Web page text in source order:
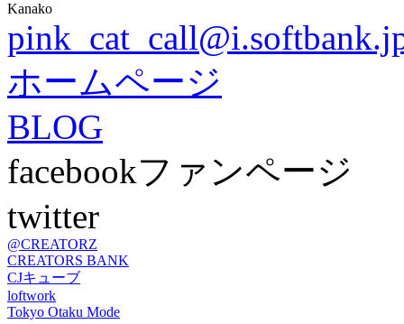
Kanako
ホームページ
BLOG
facebookファンページ
twitter
@CREATORZ
CREATORS BANK
CJキューブ
loftwork
Tokyo Otaku Mode